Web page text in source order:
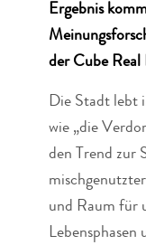
Ergebnis
der Cube Real
Die Stadt lebt
wie „die
den Trend zur
und Raum für
Lebensphasen